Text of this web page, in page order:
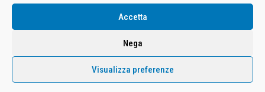
Accetta
Nega
Visualizza preferenze
Condizioni Generali di Utilizzo-Cookies-Privacy
Euro 12.500.000 i.v. - C.F. e Iscr. Reg. Imp. Monza e Brianza 02137480964 - R.E.A. MB-1370021 -
P.IVA. 11005760159 - Direzione e coordinamento art. 2497 C.C. DECATHLON SA, Villeneuve